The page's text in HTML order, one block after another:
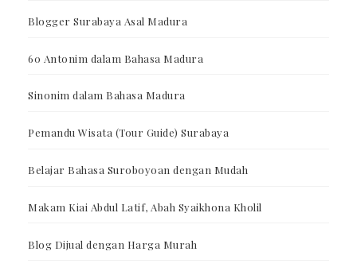
Blogger Surabaya Asal Madura
60 Antonim dalam Bahasa Madura
Sinonim dalam Bahasa Madura
Pemandu Wisata (Tour Guide) Surabaya
Belajar Bahasa Suroboyoan dengan Mudah
Makam Kiai Abdul Latif, Abah Syaikhona Kholil
Blog Dijual dengan Harga Murah